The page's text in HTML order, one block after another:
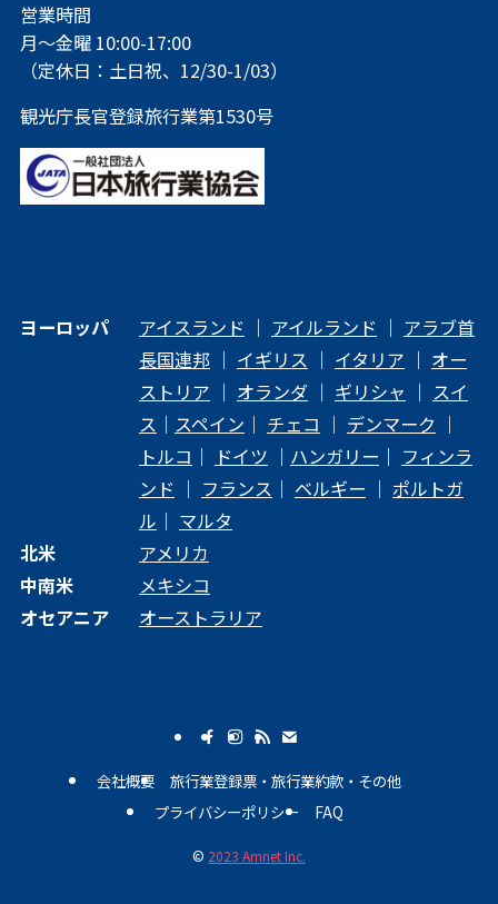
営業時間
月～金曜 10:00-17:00
（定休日：土日祝、12/30-1/03）
観光庁長官登録旅行業第1530号
ヨーロッパ アイスランド ｜ アイルランド ｜ アラブ首
長国連邦｜ イギリス ｜ イタリア ｜ オー
ストリア ｜ オランダ｜ ギリシャ ｜ スイ
ス ｜ スペイン ｜ チェコ ｜ デンマーク ｜
トルコ ｜ ドイツ ｜ ハンガリー ｜ フィンラ
ンド ｜ フランス ｜ ベルギー ｜ ポルトガ
ル ｜ マルタ
北米
アメリカ
中南米
メキシコ
オセアニア
オーストラリア
会社概要
旅行業登録票・旅行業約款・その他
プライバシーポリシー
FAQ
© 2023 Amnet Inc.